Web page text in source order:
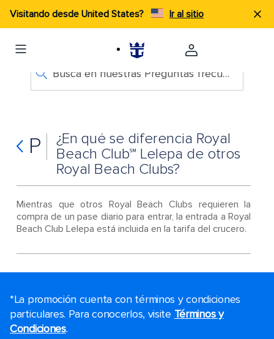
Visitando desde United States? Ir al sitio
Busca en nuestras Preguntas frecuentes
P
¿En qué se diferencia Royal
Beach Club℠ Lelepa de otros
Royal Beach Clubs?
Mientras que otros Royal Beach Clubs requieren la
compra de un pase diario para entrar, la entrada a Royal
Beach Club Lelepa está incluida en la tarifa del crucero.
*La promoción cuenta con términos y condiciones
particulares. Para conocerlos, visite Términos y
Condiciones.